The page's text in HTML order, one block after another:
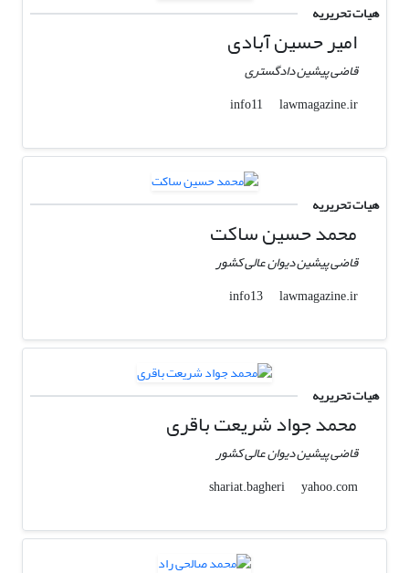
هیات تحریریه
امیر حسین آبادی
قاضی پیشین دادگستری
info11
lawmagazine.ir
هیات تحریریه
محمد حسین ساکت
قاضی پیشین دیوان عالی کشور
info13
lawmagazine.ir
هیات تحریریه
محمد جواد شریعت باقری
قاضی پیشین دیوان عالی کشور
shariat.bagheri
yahoo.com